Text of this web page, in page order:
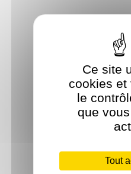
Ce site
cookies et
le
que
Tout